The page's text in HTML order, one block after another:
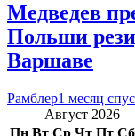
Медведев
Польши
Варшаве
Рамблер1 месяц
Август 2026